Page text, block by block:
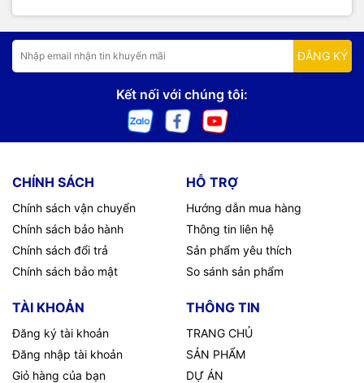
ĐĂNG KÝ
Kết nối với chúng tôi:
CHÍNH SÁCH
Chính sách vận chuyển
Chính sách bảo hành
Chính sách đổi trả
Chính sách bảo mật
HỖ TRỢ
Hướng dẫn mua hàng
Thông tin liên hệ
Sản phẩm yêu thích
So sánh sản phẩm
TÀI KHOẢN
Đăng ký tài khoản
Đăng nhập tài khoản
Giỏ hàng của bạn
THÔNG TIN
TRANG CHỦ
SẢN PHẨM
DỰ ÁN